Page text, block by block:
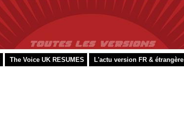
The Voice UK RESUMES L'actu version FR & étrangère